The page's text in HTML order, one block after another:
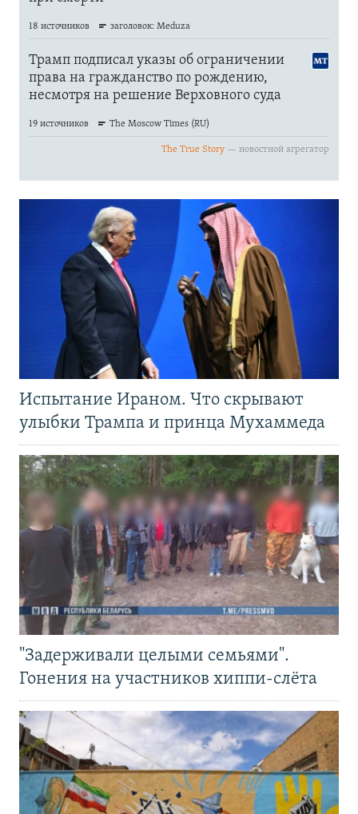
Испытание Ираном. Что скрывают
улыбки Трампа и принца Мухаммеда
"Задерживали целыми семьями".
Гонения на участников хиппи-слёта